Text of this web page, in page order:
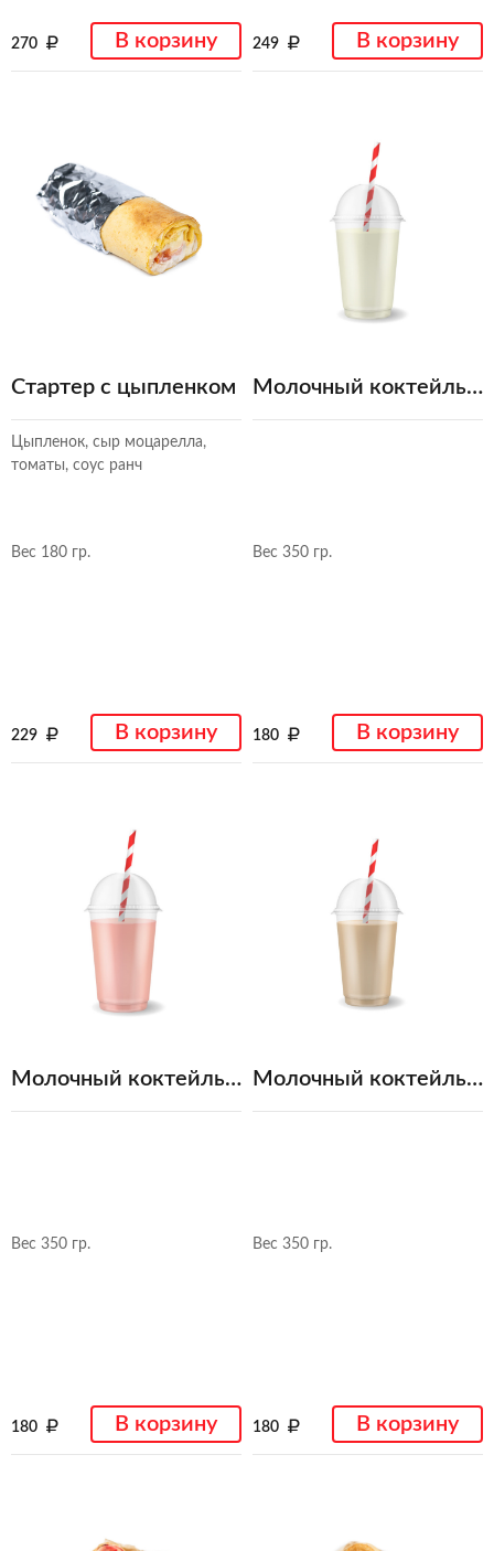
270 В корзину 249 В корзину
Стартер с цыпленком
Цыпленок, сыр моцарелла,
томаты, соус ранч
Вес 180 гр.
229 В корзину
Молочный коктейль ванильный
Вес 350 гр.
180 В корзину
Молочный коктейль клубничный
Вес 350 гр.
180 В корзину
Молочный коктейль шоколадный
Вес 350 гр.
180 В корзину